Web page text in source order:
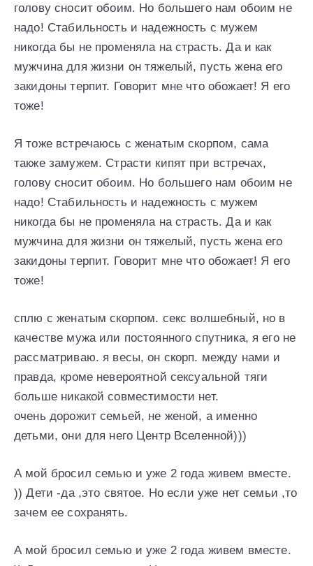
голову сносит обоим. Но большего нам обоим не
надо! Стабильность и надежность с мужем
никогда бы не променяла на страсть. Да и как
мужчина для жизни он тяжелый, пусть жена его
закидоны терпит. Говорит мне что обожает! Я его
тоже!
Я тоже встречаюсь с женатым скорпом, сама
также замужем. Страсти кипят при встречах,
голову сносит обоим. Но большего нам обоим не
надо! Стабильность и надежность с мужем
никогда бы не променяла на страсть. Да и как
мужчина для жизни он тяжелый, пусть жена его
закидоны терпит. Говорит мне что обожает! Я его
тоже!
сплю с женатым скорпом. секс волшебный, но в
качестве мужа или постоянного спутника, я его не
рассматриваю. я весы, он скорп. между нами и
правда, кроме невероятной сексуальной тяги
больше никакой совместимости нет.
очень дорожит семьей, не женой, а именно
детьми, они для него Центр Вселенной)))
А мой бросил семью и уже 2 года живем вместе.
)) Дети -да ,это святое. Но если уже нет семьи ,то
зачем ее сохранять.
А мой бросил семью и уже 2 года живем вместе.